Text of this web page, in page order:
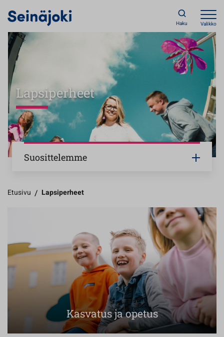
Haku Valikko
Lapsiperheet
Suosittelemme
Etusivu / Lapsiperheet
Kasvatus ja opetus